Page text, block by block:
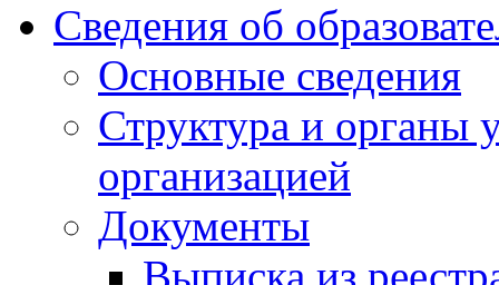
Сведения об
Основные сведения
Структура и органы
организацией
Документы